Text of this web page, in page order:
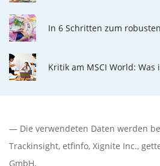
In 6 Schritten zum
Kritik am MSCI World: Was
— Die verwendeten Daten werden
Trackinsight, etfinfo, Xignite Inc.,
GmbH.